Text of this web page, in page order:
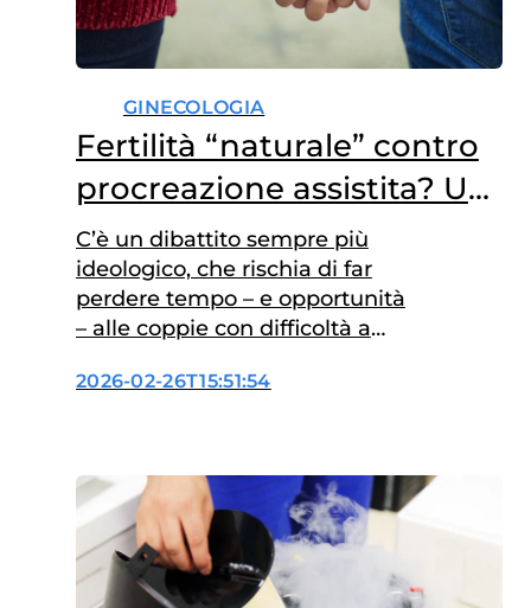
GINECOLOGIA
Fertilità “naturale” contro
procreazione assistita? Un
falso problema
C’è un dibattito sempre più
ideologico, che rischia di far
perdere tempo – e opportunità
– alle coppie con difficoltà a
della cosiddetta Restorative
erroneamente, “fertilità
naturale”. Basta aprire qualsiasi
motore di ricerca per incrociare
forum, profili, siti web, gruppi
social, che offrono
2026-02-26T15:51:54